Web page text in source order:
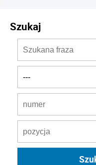
Szukaj